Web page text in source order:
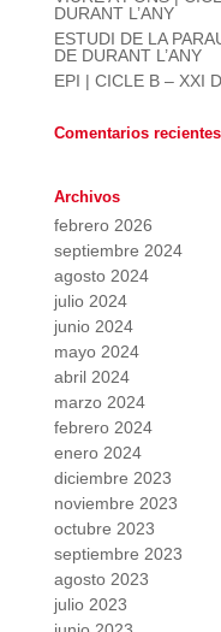
DURANT L’ANY
ESTUDI DE LA
DE DURANT L’ANY
EPI | CICLE B – XXI
Comentarios recientes
Archivos
febrero 2026
septiembre 2024
agosto 2024
julio 2024
junio 2024
mayo 2024
abril 2024
marzo 2024
febrero 2024
enero 2024
diciembre 2023
noviembre 2023
octubre 2023
septiembre 2023
agosto 2023
julio 2023